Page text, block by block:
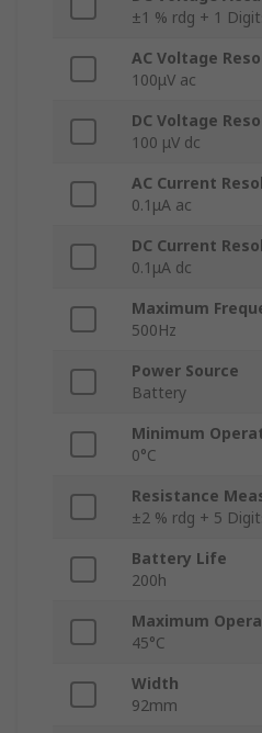
±1 % rdg + 1
AC Voltage
100μV ac
DC Voltage
100 μV dc
AC Current
0.1μA ac
DC Current
0.1μA dc
Maximum
500Hz
Power Source
Battery
Minimum
0°C
Resistance
±2 % rdg + 5
Battery Life
200h
Maximum
45°C
Width
92mm